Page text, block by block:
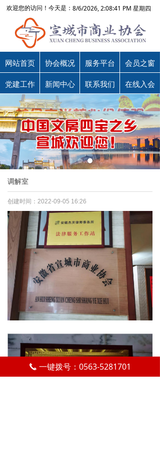
8/6/2026, 2:08:41 PM 星期四
欢迎您的访问！今天是：
网站首页 协会概况 服务平台 会员之窗
党建工作 新闻中心 联系我们 在线入会
끅 一键拨号：0563-5281701
创建时间： 2022-09-05 16:26
调解室